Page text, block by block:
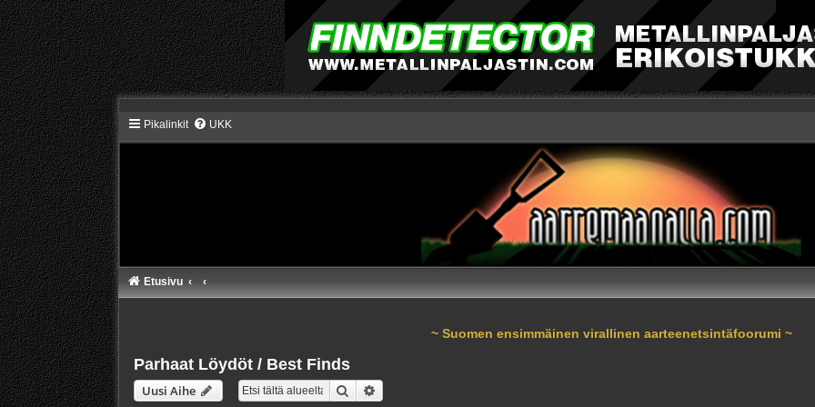
Pikalinkit UKK
Etusivu
~ Suomen ensimmäinen virallinen aarteenetsintäfoorumi ~
Parhaat Löydöt / Best Finds
Uusi Aihe Etsi